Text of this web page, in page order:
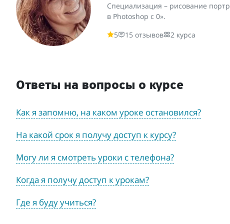
Специализация – рисование
в Photoshop с 0».
5
15 отзывов 2 курса
Ответы на вопросы о курсе
Как я запомню, на каком уроке остановился?
На какой срок я получу доступ к курсу?
Могу ли я смотреть уроки с телефона?
Когда я получу доступ к урокам?
Где я буду учиться?